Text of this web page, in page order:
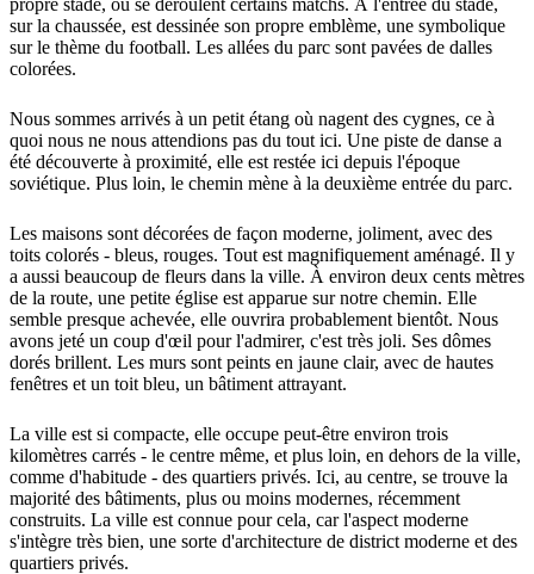
sur la chaussée, est dessinée son propre emblème, une symbolique
sur le thème du football. Les allées du parc sont pavées de dalles
colorées.
Nous sommes arrivés à un petit étang où nagent des cygnes, ce à
quoi nous ne nous attendions pas du tout ici. Une piste de danse a
été découverte à proximité, elle est restée ici depuis l'époque
soviétique. Plus loin, le chemin mène à la deuxième entrée du parc.
Les maisons sont décorées de façon moderne, joliment, avec des
toits colorés - bleus, rouges. Tout est magnifiquement aménagé. Il y
a aussi beaucoup de fleurs dans la ville. À environ deux cents mètres
de la route, une petite église est apparue sur notre chemin. Elle
semble presque achevée, elle ouvrira probablement bientôt. Nous
avons jeté un coup d'œil pour l'admirer, c'est très joli. Ses dômes
dorés brillent. Les murs sont peints en jaune clair, avec de hautes
fenêtres et un toit bleu, un bâtiment attrayant.
La ville est si compacte, elle occupe peut-être environ trois
kilomètres carrés - le centre même, et plus loin, en dehors de la ville,
comme d'habitude - des quartiers privés. Ici, au centre, se trouve la
majorité des bâtiments, plus ou moins modernes, récemment
construits. La ville est connue pour cela, car l'aspect moderne
s'intègre très bien, une sorte d'architecture de district moderne et des
quartiers privés.